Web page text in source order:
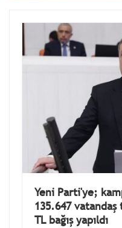
Yeni Parti'ye;
135.647 vatandaş
TL bağış yapıldı